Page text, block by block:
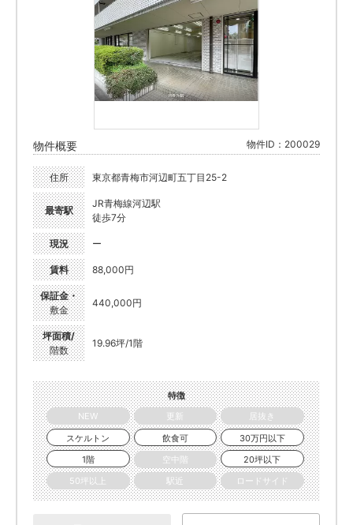
物件概要 物件ID：200029
住所 東京都青梅市河辺町五丁目25-2
最寄駅
JR青梅線河辺駅
徒歩7分
現況 ー
賃料 88,000円
保証金・
敷金
440,000円
坪面積/
階数
19.96坪/1階
特徴
NEW
更新
居抜き
スケルトン
飲食可
30万円以下
1階
空中階
20坪以下
50坪以上
駅近 ロードサイド